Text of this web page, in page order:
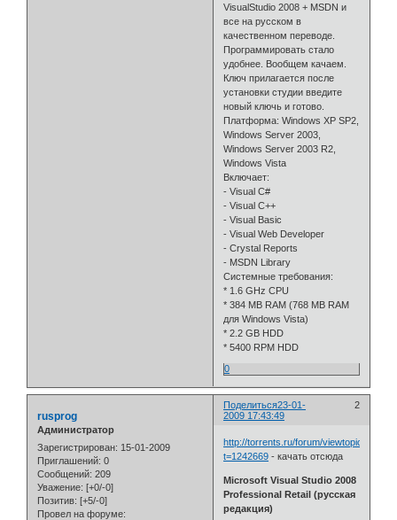
VisualStudio 2008 + MSDN и
все на русском в
качественном переводе.
Программировать стало
удобнее. Вообщем качаем.
Ключ прилагается после
установки студии введите
новый ключь и готово.
Платформа: Windows XP SP2,
Windows Server 2003,
Windows Server 2003 R2,
Windows Vista
Включает:
- Visual C#
- Visual C++
- Visual Basic
- Visual Web Developer
- Crystal Reports
- MSDN Library
Системные требования:
* 1.6 GHz CPU
* 384 MB RAM (768 MB RAM
для Windows Vista)
* 2.2 GB HDD
* 5400 RPM HDD
0
Поделиться 2
23-01-
2009 17:43:49
rusprog
Администратор
Зарегистрирован: 15-01-2009
Приглашений: 0
Сообщений: 209
Уважение: [+0/-0]
Позитив: [+5/-0]
Провел на форуме:
http://torrents.ru/forum/viewtopic.php?
t=1242669 - качать отсюда
Microsoft Visual Studio 2008
Professional Retail (русская
редакция)